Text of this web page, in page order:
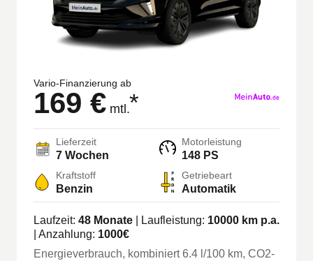
Vario-Finanzierung ab
169 € mtl.*
Lieferzeit
7 Wochen
Motorleistung
148 PS
Kraftstoff
Benzin
Getriebeart
Automatik
Laufzeit: 48 Monate | Laufleistung: 10000 km p.a.
| Anzahlung: 1000€
Energieverbrauch, kombiniert6.4 l/100 km, CO2-